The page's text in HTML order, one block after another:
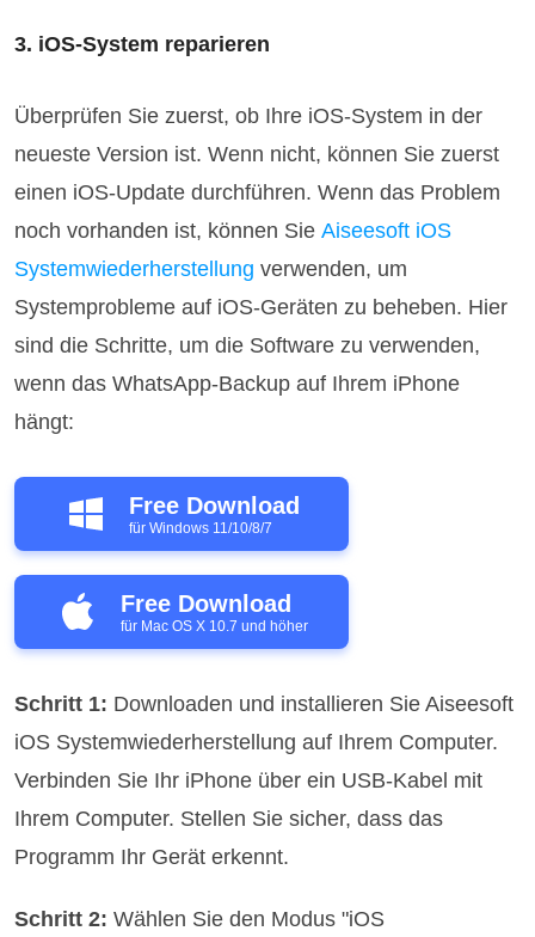
3. iOS-System reparieren
Überprüfen Sie zuerst, ob Ihre iOS-System in der
neueste Version ist. Wenn nicht, können Sie zuerst
einen iOS-Update durchführen. Wenn das Problem
noch vorhanden ist, können SieAiseesoft iOS
Systemwiederherstellung verwenden, um
Systemprobleme auf iOS-Geräten zu beheben. Hier
sind die Schritte, um die Software zu verwenden,
wenn das WhatsApp-Backup auf Ihrem iPhone
hängt:
Free Download
für Windows 11/10/8/7
Free Download
für Mac OS X 10.7 und höher
Schritt 1: Downloaden und installieren Sie Aiseesoft
iOS Systemwiederherstellung auf Ihrem Computer.
Verbinden Sie Ihr iPhone über ein USB-Kabel mit
Ihrem Computer. Stellen Sie sicher, dass das
Programm Ihr Gerät erkennt.
Schritt 2: Wählen Sie den Modus "iOS